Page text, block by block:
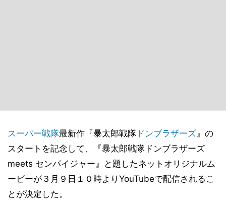
スーパー戦隊最新作『暴太郎戦隊 ドンブラザーズ』の
スタートを記念して、『暴太郎戦隊ドンブラザーズ
meets センパイジャー』と題したネットオリジナルム
ービーが３月９日１０時よりYouTubeで配信されるこ
とが決定した。